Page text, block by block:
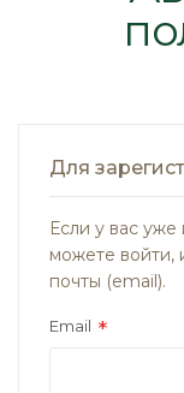
Для
Если у вас уже
можете войти,
почты (email).
Email